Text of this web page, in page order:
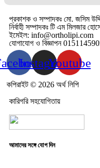
প্রকাশক ও সম্পাদকঃ মো. জসিম
নির্বাহী সম্পাদকঃ টি এম মিলজার
ইমেইল: info@ortholipi.com
যোগাযোগ ও বিজ্ঞাপন
InstagramYoutube
কপিরাইট © 2026 অর্থ লিপি
কারিগরি সহযোগিতায়
আমাদের সঙ্গে যোগ দিন